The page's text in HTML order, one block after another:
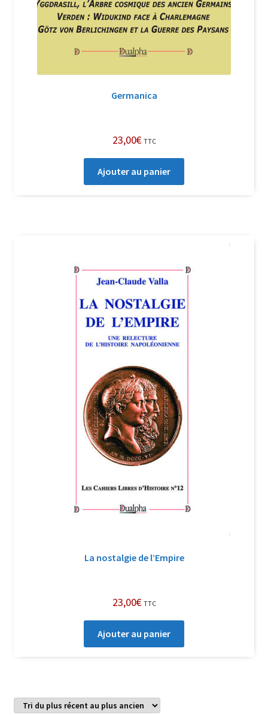
Germanica
23,00€ TTC
Ajouter au panier
La nostalgie de l’Empire
23,00€ TTC
Ajouter au panier